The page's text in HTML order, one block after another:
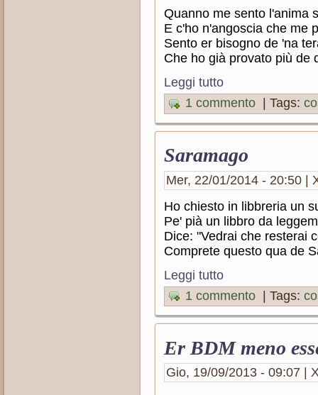
Quanno me sento l'anima
E c'ho n'angoscia che me
Sento er bisogno de 'na
Che ho già provato più de
Leggi tutto
1 commento | Tags:
Saramago
Mer, 22/01/2014 - 20:50 |
Ho chiesto in libbreria un
Pe' pià un libbro da
Dice: "Vedrai che resterai
Comprete questo qua de
Leggi tutto
1 commento | Tags:
Er BDM meno
Gio, 19/09/2013 - 09:07 |